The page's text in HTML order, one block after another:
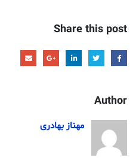
Share this post
Author
مهناز بهادری